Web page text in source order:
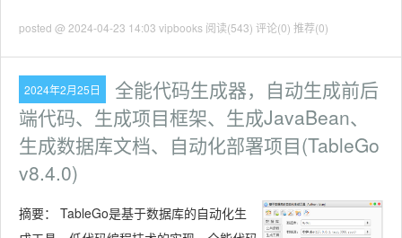
posted @ 2024-04-23 14:03 vipbooks 阅读(543) 评论(0) 推荐(0)
2024年2月25日
全能代码生成器，自动生成前后
端代码、生成项目框架、生成JavaBean、
生成数据库文档、自动化部署项目(TableGo
v8.4.0)
摘要： TableGo是基于数据库的自动化生